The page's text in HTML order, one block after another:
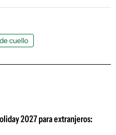
cuello
2027 para extranjeros: